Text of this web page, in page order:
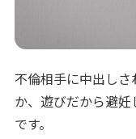
不倫相手に中出し
か、遊びだから避
です。